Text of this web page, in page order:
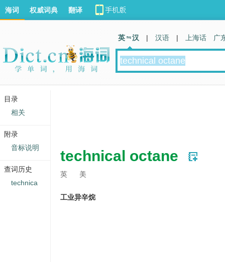
technical octane
英 美
工业异辛烷
海词 权威词典 翻译
英 汉 | 汉语 | 上海话 广
目录
相关
附录
音标说明
查词历史
technica